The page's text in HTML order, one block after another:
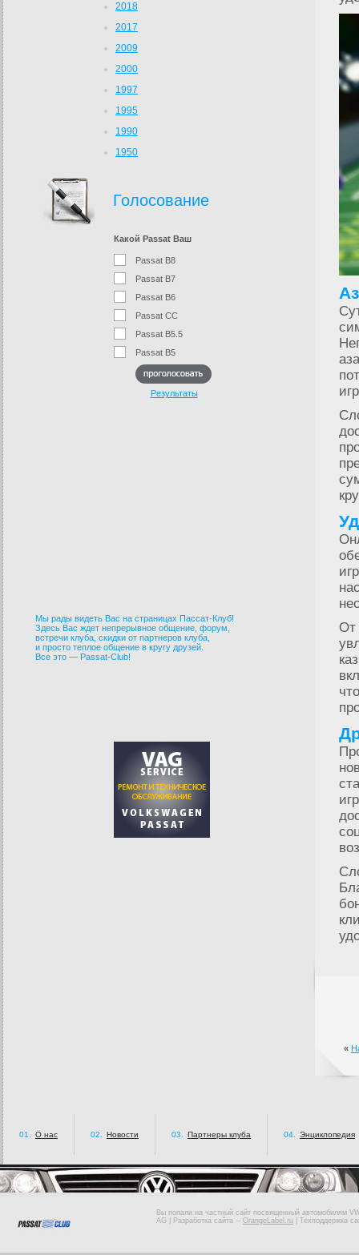
2018
2017
2009
2000
1997
1995
1990
1950
Голосование
Какой Passat Ваш
Passat B8
Passat B7
Passat B6
Passat CC
Passat B5.5
Passat B5
Результаты
Мы рады видеть Вас на страницах Пассат-Клуб!
Здесь Вас ждет непрерывное общение, форум,
встречи клуба, скидки от партнеров клуба,
и просто теплое общение в кругу друзей.
Все это — Passat-Club!
От
«
01. О нас 02. Новости 03. Партнеры клуба 04. Энциклопедия
Вы попали на частный сайт посвященный автомобилям
AG |
Разработка сайта -- OrangeLabel.ru Техподдержка